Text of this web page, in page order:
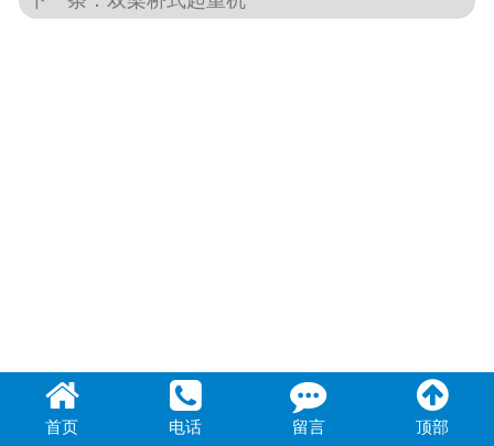
首页 电话 留言 顶部